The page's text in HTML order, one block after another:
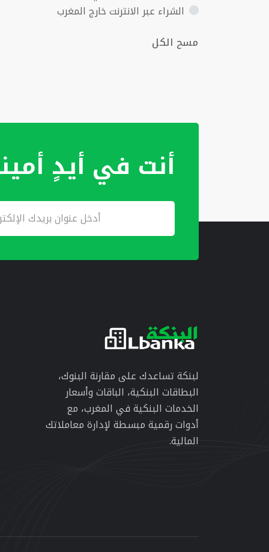
الشراء عبر الانترنت خارج المغرب
مسح الكل
أنت في أيدٍ
لبنكة تساعدك على مقارنة البنوك،
البطاقات البنكية، الباقات وأسعار
الخدمات البنكية في المغرب، مع
أدوات رقمية مبسطة لإدارة معاملاتك
المالية.